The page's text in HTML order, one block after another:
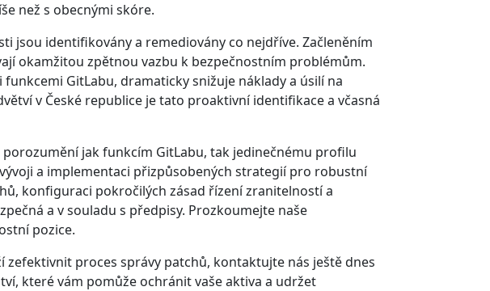
než s obecnými skóre.
jsou identifikovány a remediovány co nejdříve. Začleněním
okamžitou zpětnou vazbu k bezpečnostním problémům.
GitLabu, dramaticky snižuje náklady a úsilí na
v České republice je tato proaktivní identifikace a včasná
jak funkcím GitLabu, tak jedinečnému profilu
a implementaci přizpůsobených strategií pro robustní
konfiguraci pokročilých zásad řízení zranitelností a
a v souladu s předpisy. Prozkoumejte naše
pozice.
proces správy patchů, kontaktujte nás ještě dnes
které vám pomůže ochránit vaše aktiva a udržet